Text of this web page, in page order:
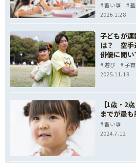
習い事
塾
2026.1.28
子どもが運
は？ 空手
俳優に聞い
遊び
子
2025.11.18
【1歳・2
までが最
習い事
2024.7.12